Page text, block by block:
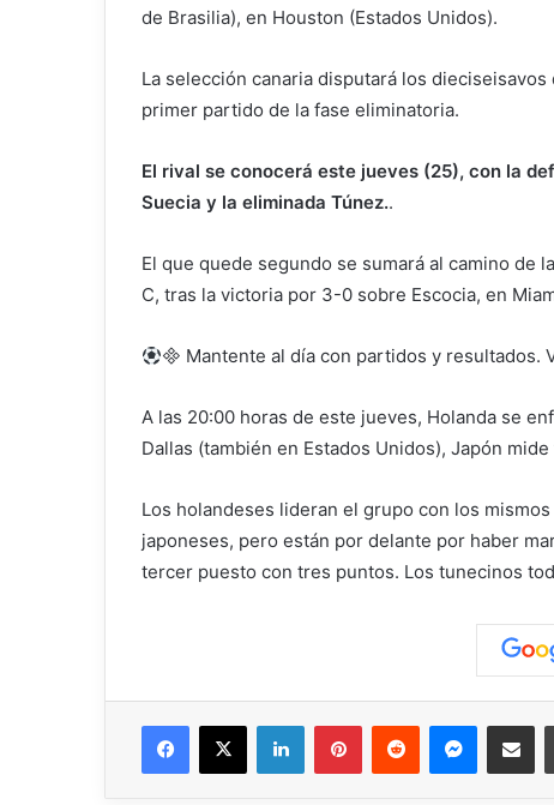
de Brasilia), en Houston (Estados Unidos).
La selección canaria disputará los
primer partido de la fase eliminatoria.
El rival se conocerá este jueves (25), con la
Suecia y la eliminada Túnez..
El que quede segundo se sumará al camino de
C, tras la victoria por 3-0 sobre Escocia, en
 Mantente al día con partidos y resultados.
A las 20:00 horas de este jueves, Holanda se
Dallas (también en Estados Unidos), Japón
Los holandeses lideran el grupo con los
japoneses, pero están por delante por haber
tercer puesto con tres puntos. Los tunecinos
Facebook
X LinkedInPinterestReddit